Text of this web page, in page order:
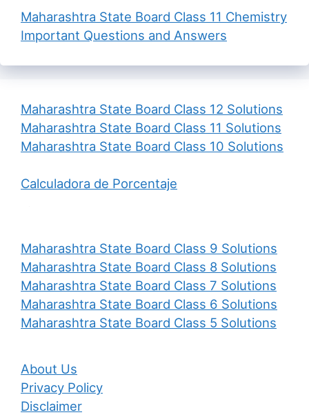
Maharashtra State Board Class 11 Chemistry
Important Questions and Answers
Maharashtra State Board Class 12 Solutions
Maharashtra State Board Class 11 Solutions
Maharashtra State Board Class 10 Solutions
Calculadora de Porcentaje
Maharashtra State Board Class 9 Solutions
Maharashtra State Board Class 8 Solutions
Maharashtra State Board Class 7 Solutions
Maharashtra State Board Class 6 Solutions
Maharashtra State Board Class 5 Solutions
About Us
Privacy Policy
Disclaimer